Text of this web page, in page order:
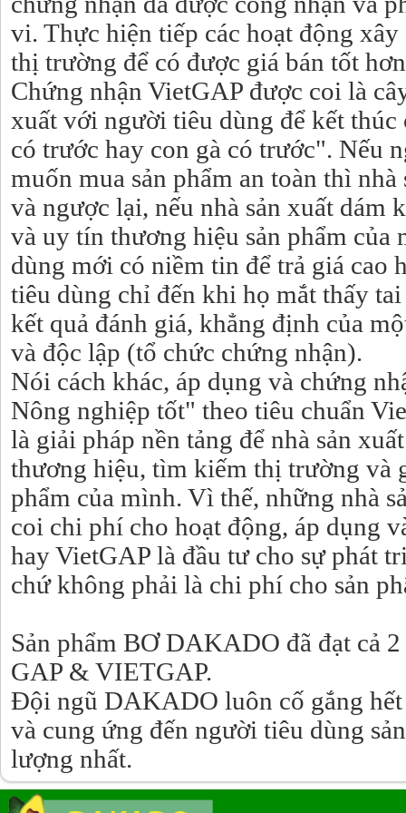
vi. Thực hiện tiếp các hoạt động
thị trường để có được giá bán tốt
Chứng nhận VietGAP được coi là
xuất với người tiêu dùng để kết thúc
có trước hay con gà có trước". Nếu
muốn mua sản phẩm an toàn thì
và ngược lại, nếu nhà sản xuất dám
và uy tín thương hiệu sản phẩm
dùng mới có niềm tin để trả giá cao
tiêu dùng chỉ đến khi họ mắt thấy
kết quả đánh giá, khẳng định của
và độc lập (tổ chức chứng nhận).
Nói cách khác, áp dụng và chứng
Nông nghiệp tốt" theo tiêu chuẩn
là giải pháp nền tảng để nhà sản
thương hiệu, tìm kiếm thị trường và
phẩm của mình. Vì thế, những nhà
coi chi phí cho hoạt động, áp dụng
hay VietGAP là đầu tư cho sự phát
chứ không phải là chi phí cho sản
Sản phẩm BƠ DAKADO đã đạt cả
GAP & VIETGAP.
Đội ngũ DAKADO luôn cố gắng
và cung ứng đến người tiêu dùng
lượng nhất.